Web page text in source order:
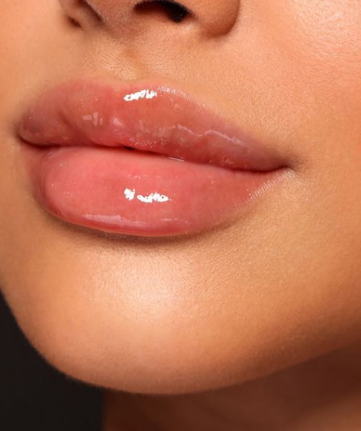
ചൂണ്ടിനു ബുദ്ധിമുട്ട് ഉണ്ടാക്കാത്ത
തരത്തിലുള്ള ലിപ്സ്റ്റിക്ക്, ലിപ് ബാം
എന്നിവ ഉപയോഗിക്കുക.